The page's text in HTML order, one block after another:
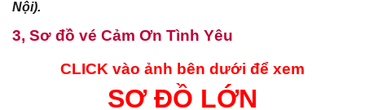
Nội).
3, Sơ đồ vé Cảm Ơn Tình Yêu
CLICK vào ảnh bên dưới để xem
SƠ ĐỒ LỚN